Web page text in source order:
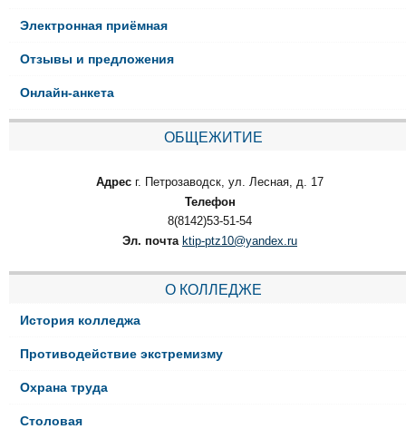
Электронная приёмная
Отзывы и предложения
Онлайн-анкета
ОБЩЕЖИТИЕ
Адрес г. Петрозаводск, ул. Лесная, д. 17
Телефон
8(8142)53-51-54
Эл. почта ktip-ptz10@yandex.ru
О КОЛЛЕДЖЕ
История колледжа
Противодействие экстремизму
Охрана труда
Столовая